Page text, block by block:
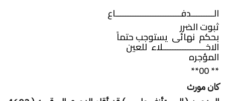
الـــــــــدفــــــــــــــــــــــــــاع
ثبوت الضرر
بحكم نهائى يستوجب حتماً
الاخـــــــــــــــــلاء للعين
المؤجره
** 00**
كان مورث